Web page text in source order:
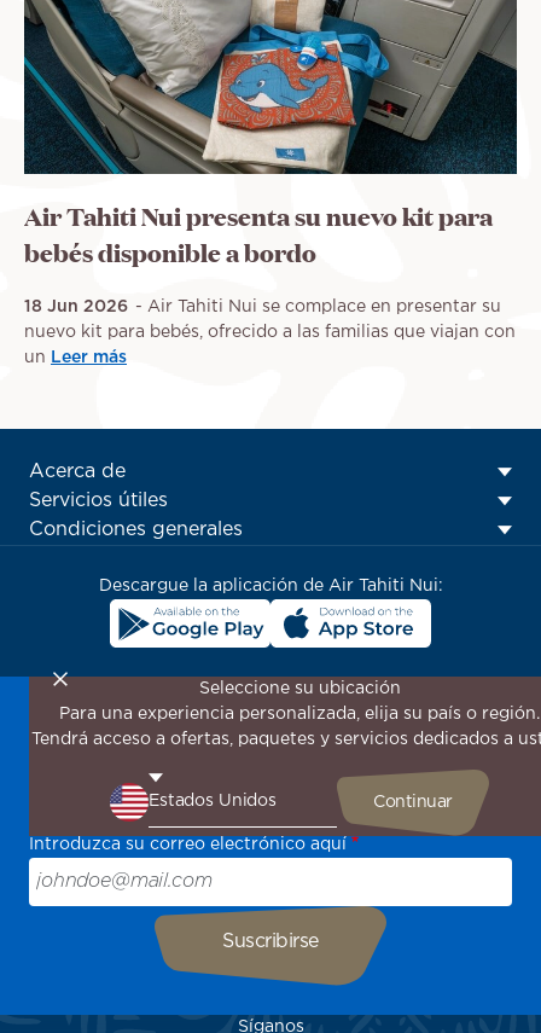
Air Tahiti Nui presenta su nuevo kit para
bebés disponible a bordo
18 Jun 2026
Air Tahiti Nui se complace en presentar su
nuevo kit para bebés, ofrecido a las familias que viajan con
un
Leer más
ATN:
Footer
menu
block
Acerca de
Servicios útiles
Condiciones generales
Descargue la aplicación de Air Tahiti Nui:
¡Suscríbase a nuestro boletín de noticias para recibir las
últimas novedades!
promociones especiales, descubra nuestros destinos y
encuentre inspiración para su próximo viaje.
Introduzca su correo electrónico aquí
Síganos
Seleccione su ubicación
Para una experiencia personalizada, elija su país o región.
Tendrá acceso a ofertas, paquetes y servicios dedicados a